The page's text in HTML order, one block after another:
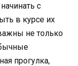
с
в курсе их
не только
прогулка,